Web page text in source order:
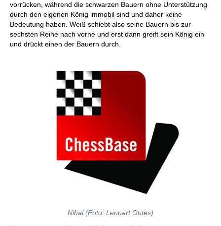
vorrücken, während die schwarzen Bauern ohne Unterstützung
durch den eigenen König immobil sind und daher keine
Bedeutung haben. Weiß schiebt also seine Bauern bis zur
sechsten Reihe nach vorne und erst dann greift sein König ein
und drückt einen der Bauern durch.
Nihal (Foto: Lennart Ootes)